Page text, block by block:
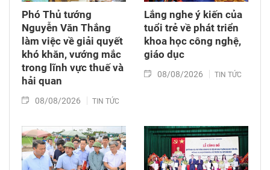
Phó Thủ tướng
Nguyễn Văn Thắng
làm việc về giải quyết
khó khăn, vướng mắc
trong lĩnh vực thuế và
hải quan
08/08/2026 TIN TỨC
Lắng nghe ý kiến của
tuổi trẻ về phát triển
khoa học công nghệ,
giáo dục
08/08/2026 TIN TỨC